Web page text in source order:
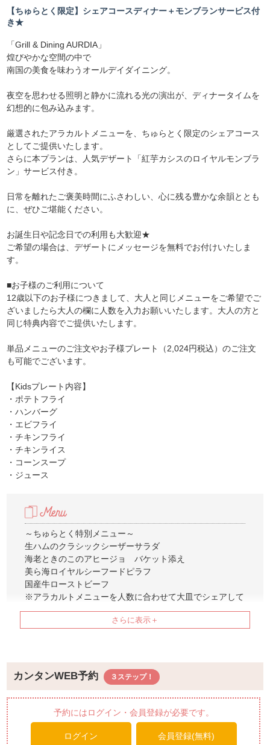
【ちゅらとく限定】シェアコースディナー＋モンブランサービス付
き★
「Grill & Dining AURDIA」
煌びやかな空間の中で
南国の美食を味わうオールデイダイニング。
夜空を思わせる照明と静かに流れる光の演出が、ディナータイムを
幻想的に包み込みます。
厳選されたアラカルトメニューを、ちゅらとく限定のシェアコース
としてご提供いたします。
さらに本プランは、人気デザート「紅芋カシスのロイヤルモンブラ
ン」サービス付き。
日常を離れたご褒美時間にふさわしい、心に残る豊かな余韻ととも
に、ぜひご堪能ください。
お誕生日や記念日での利用も大歓迎★
ご希望の場合は、デザートにメッセージを無料でお付けいたしま
す。
■お子様のご利用について
12歳以下のお子様につきまして、大人と同じメニューをご希望でご
ざいましたら大人の欄に人数を入力お願いいたします。大人の方と
同じ特典内容でご提供いたします。
単品メニューのご注文やお子様プレート（2,024円税込）のご注文
も可能でございます。
【Kidsプレート内容】
・ポテトフライ
・ハンバーグ
・エビフライ
・チキンフライ
・チキンライス
・コーンスープ
・ジュース
～ちゅらとく特別メニュー～
生ハムのクラシックシーザーサラダ
海老ときのこのアヒージョ バケット添え
美ら海ロイヤルシーフードピラフ
国産牛ローストビーフ
※アラカルトメニューを人数に合わせて大皿でシェアして
いただくコースです。
沖縄県産紅芋(ちゅら恋)を贅沢に使用。
中には黒糖の深みとカシスの酸味が重なり合うムースを使
カンタンWEB予約
予約にはログイン・会員登録が必要です。
ログイン 会員登録(無料)